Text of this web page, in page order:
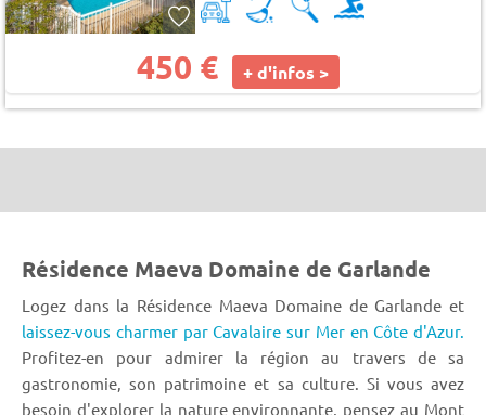
450 € + d'infos >
Résidence Maeva Domaine de Garlande
Logez dans la Résidence Maeva Domaine de Garlande et
laissez-vous charmer par Cavalaire sur Mer en Côte d'Azur.
Profitez-en pour admirer la région au travers de sa
gastronomie, son patrimoine et sa culture. Si vous avez
besoin d'explorer la nature environnante, pensez au Mont